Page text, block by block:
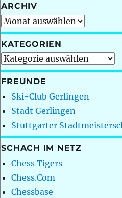
ARCHIV
Archiv
KATEGORIEN
Kategorien
FREUNDE
Ski-Club Gerlingen
Stadt Gerlingen
Stuttgarter
SCHACH IM NETZ
Chess Tigers
Chess.Com
Chessbase